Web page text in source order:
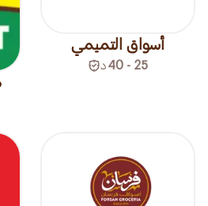
أسواق التميمي
25 - 40 د